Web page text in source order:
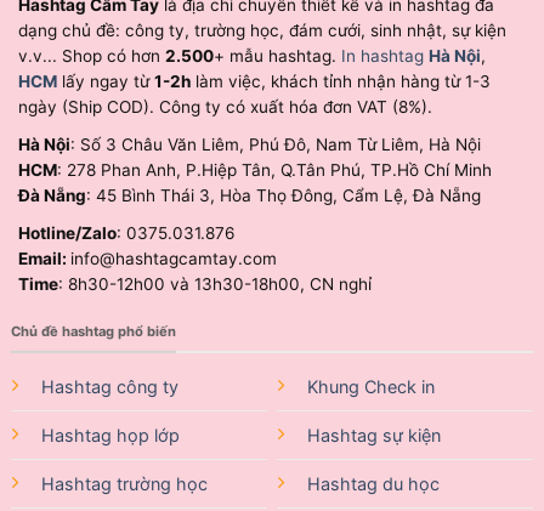
Hashtag Cầm Tay là địa chỉ chuyên thiết kế và in hashtag đa
dạng chủ đề: công ty, trường học, đám cưới, sinh nhật, sự kiện
v.v... Shop có hơn 2.500+ mẫu hashtag. In hashtag Hà Nội,
HCM lấy ngay từ1-2h làm việc, khách tỉnh nhận hàng từ 1-3
ngày (Ship COD). Công ty có xuất hóa đơn VAT (8%).
Hà Nội: Số 3 Châu Văn Liêm, Phú Đô, Nam Từ Liêm, Hà Nội
HCM: 278 Phan Anh, P.Hiệp Tân, Q.Tân Phú, TP.Hồ Chí Minh
Đà Nẵng: 45 Bình Thái 3, Hòa Thọ Đông, Cẩm Lệ, Đà Nẵng
Hotline/Zalo: 0375.031.876
Email: info@hashtagcamtay.com
Time: 8h30-12h00 và 13h30-18h00, CN nghỉ
Chủ đề hashtag phổ biến
Hashtag công ty
Hashtag họp lớp
Hashtag trường học
Khung Check in
Hashtag sự kiện
Hashtag du học